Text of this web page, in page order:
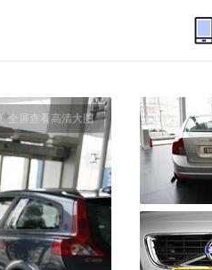
全屏查看高清大图